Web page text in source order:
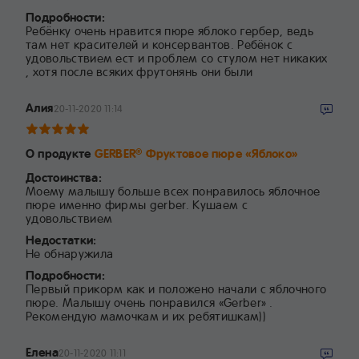
Подробности:
Ребёнку очень нравится пюре яблоко гербер, ведь
там нет красителей и консервантов. Ребёнок с
удовольствием ест и проблем со стулом нет никаких
, хотя после всяких фрутонянь они были
Алия20-11-2020 11:14
О продукте GERBER® Фруктовое пюре «Яблоко»
Достоинства:
Моему малышу больше всех понравилось яблочное
пюре именно фирмы gerber. Кушаем с
удовольствием
Недостатки:
Не обнаружила
Подробности:
Первый прикорм как и положено начали с яблочного
пюре. Малышу очень понравился «Gerber» .
Рекомендую мамочкам и их ребятишкам))
Елена20-11-2020 11:11